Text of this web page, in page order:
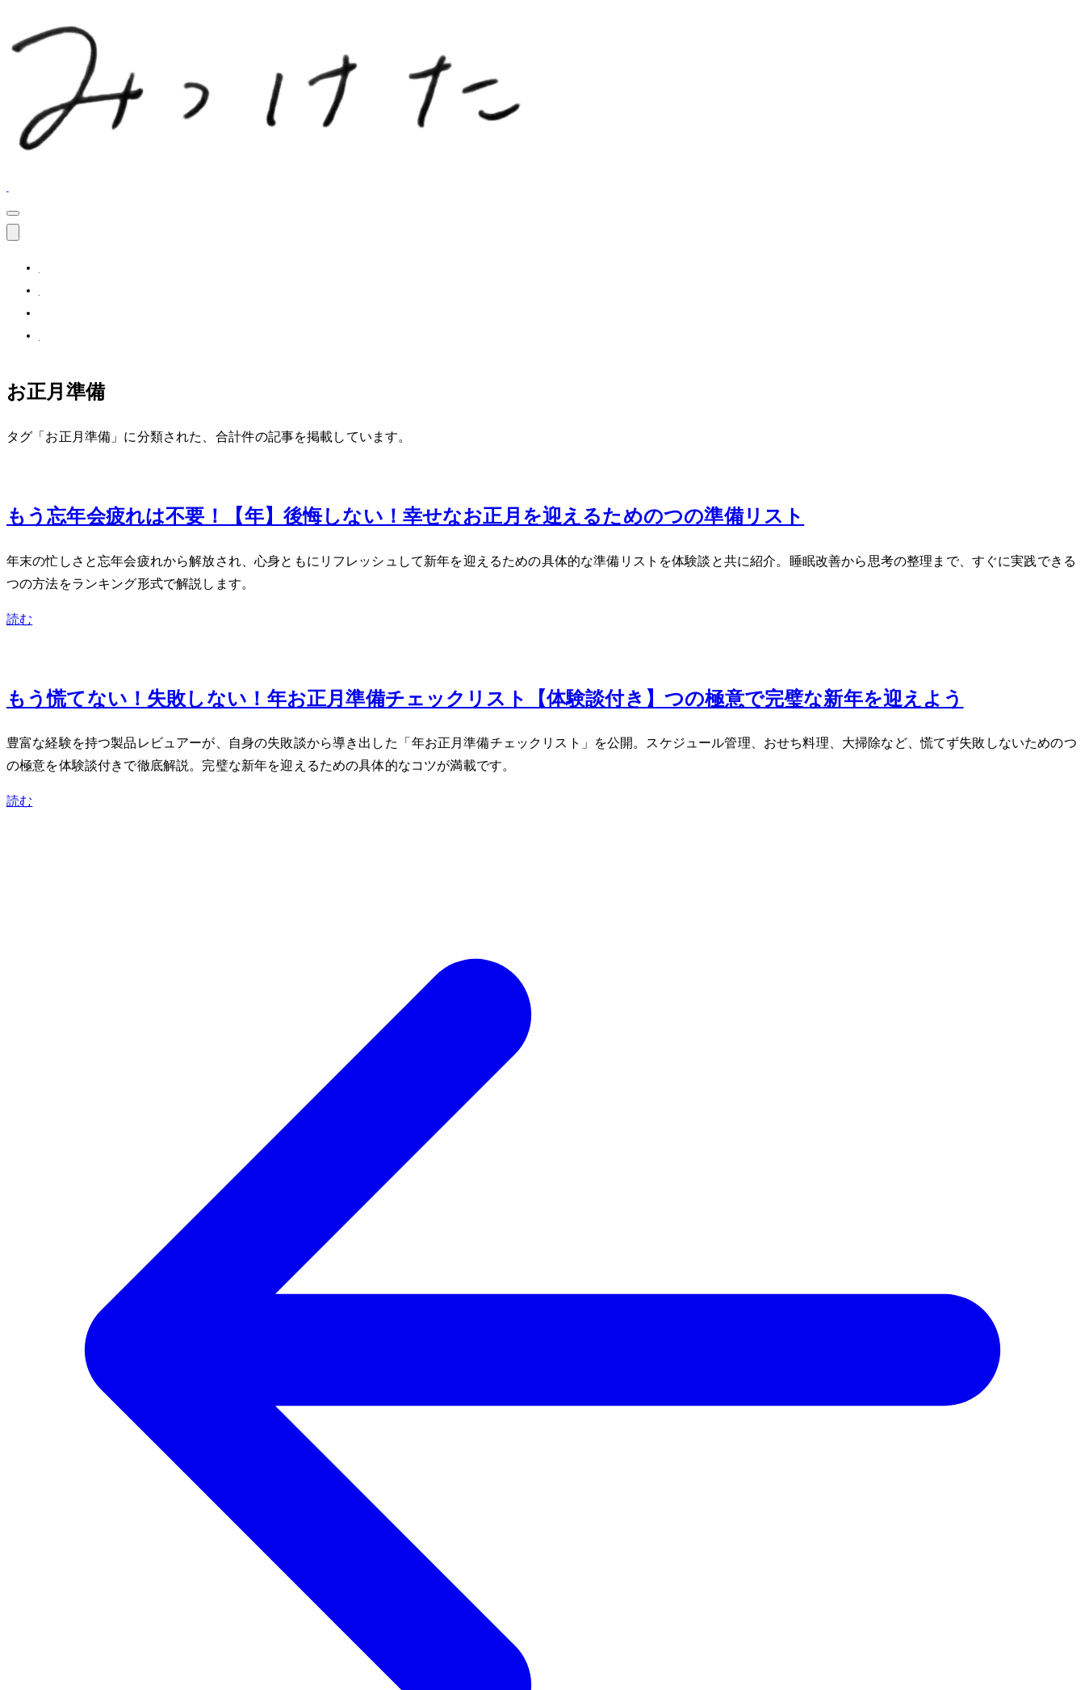
お正月準備
タグ「お正月準備」に分類された、合計 2 件の記事を掲載しています。
もう忘年会疲れは不要！【2024年】後悔しない！幸せなお正月を迎えるための5つの準備リスト
年末の忙しさと忘年会疲れから解放され、心身ともにリフレッシュして新年を迎えるための具体的な準備リストを体験談と共に紹介。睡眠改善から思考の整理まで、すぐに実践できる5
つの方法をランキング形式で解説します。
読む
もう慌てない！失敗しない！2024年お正月準備チェックリスト【体験談付き】5つの極意で完璧な新年を迎えよう
豊富な経験を持つ製品レビュアーが、自身の失敗談から導き出した「2024年お正月準備チェックリスト」を公開。スケジュール管理、おせち料理、大掃除など、慌てず失敗しないための5つ
の極意を体験談付きで徹底解説。完璧な新年を迎えるための具体的なコツが満載です。
読む